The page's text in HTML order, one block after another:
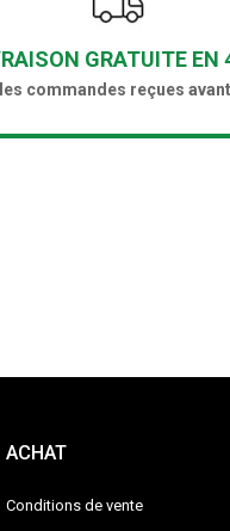
GRATUITE EN
commandes reçues
ACHAT
Conditions de vente